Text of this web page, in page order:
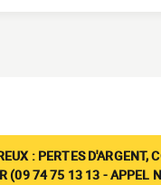
: PERTES
(09 74 75 13 13 - APPEL